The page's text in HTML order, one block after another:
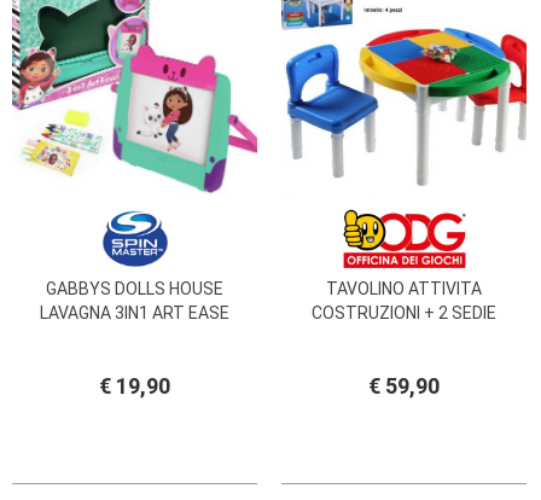
INFANZIA
PUZZLE
SYLVANIAN
FAMILY
BORSETTE
BRAND
GABBYS DOLLS HOUSE
LAVAGNA 3IN1 ART EASE
€ 19,90
TAVOLINO ATTIVITA
COSTRUZIONI + 2 SEDIE
€ 59,90